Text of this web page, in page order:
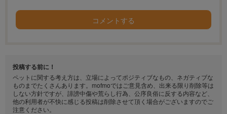
コメントする
投稿する前に！
ペットに関する考え方は、立場によってポジティブなもの、ネガティブな
ものまでたくさんあります。mofmoではご意見含め、出来る限り削除等は
しない方針ですが、誹謗中傷や荒らし行為、公序良俗に反する内容など、
他の利用者が不快に感じる投稿は削除させて頂く場合がございますのでご
注意ください。